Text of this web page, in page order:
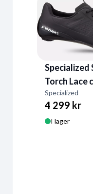
Specialized
Torch Lace
Specialized
4 299 kr
I lager